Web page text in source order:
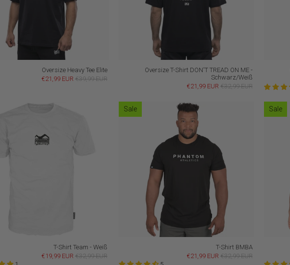
Oversize Heavy Tee Elite
€21,99 EUR €39,99 EUR
Oversize T-Shirt DON'T TREAD ON ME -
Schwarz/Weiß
€21,99 EUR €32,99 EUR
T-Shirt Team - Weiß
€19,99 EUR €32,99 EUR
Sale
T-Shirt BMBA
€21,99 EUR €32,99 EUR
Sale